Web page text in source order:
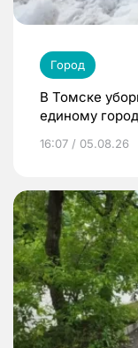
Город
В Томске
единому
16:07 / 05.08.26